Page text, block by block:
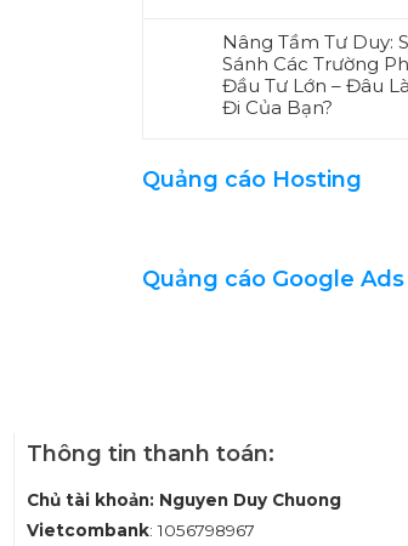
Nâng Tầm Tư Duy:
Sánh Các Trường
Đầu Tư Lớn – Đâu
Đi Của Bạn?
Quảng cáo Hosting
Quảng cáo Google Ads
Thông tin thanh toán:
Chủ tài khoản: Nguyen Duy Chuong
Vietcombank: 1056798967